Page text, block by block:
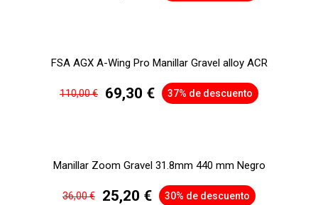
FSA AGX A-Wing Pro Manillar Gravel alloy ACR
110,00 € 69,30 € 37% de descuento
Manillar Zoom Gravel 31.8mm 440 mm Negro
36,00 € 25,20 € 30% de descuento